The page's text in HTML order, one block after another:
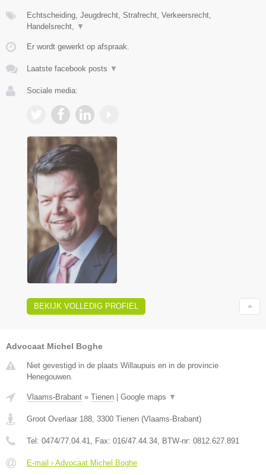
Echtscheiding, Jeugdrecht, Strafrecht, Verkeersrecht,
Handelsrecht,
▼
Er wordt gewerkt op afspraak.
Laatste facebook posts ▼
Sociale media:
BEKIJK VOLLEDIG PROFIEL
Advocaat Michel Boghe
Niet gevestigd in de plaats Willaupuis en in de provincie
Henegouwen.
Vlaams-Brabant » Tienen | Google maps ▼
Groot Overlaar 188 3300 Tienen (Vlaams-Brabant)
Tel: 0474/77.04.41 , Fax: 016/47.44.34 , BTW-nr: ​0812.627.891
E-mail › Advocaat Michel Boghe